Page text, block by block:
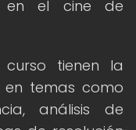
el cine de
tienen la
en temas como
análisis de